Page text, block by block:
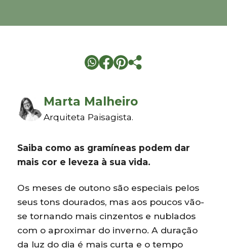
Marta Malheiro
Arquiteta Paisagista.
Saiba como as gramíneas podem dar
mais cor e leveza à sua vida.
Os meses de outono são especiais pelos
seus tons dourados, mas aos poucos vão-
se tornando mais cinzentos e nublados
com o aproximar do inverno. A duração
da luz do dia é mais curta e o tempo